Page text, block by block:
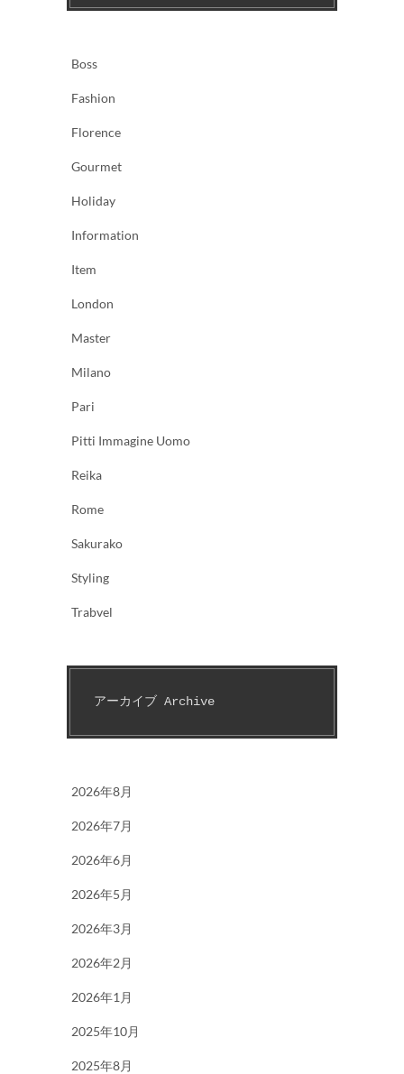
Boss
Fashion
Florence
Gourmet
Holiday
Information
Item
London
Master
Milano
Pari
Pitti Immagine Uomo
Reika
Rome
Sakurako
Styling
Trabvel
アーカイブ Archive
2026年8月
2026年7月
2026年6月
2026年5月
2026年3月
2026年2月
2026年1月
2025年10月
2025年8月